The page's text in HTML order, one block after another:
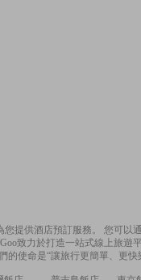
您提供酒店預訂服務。 您可
致力於打造一站式線上旅
的使命是“讓旅行更簡單、更